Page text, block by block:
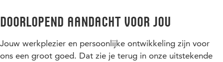
doorlopend aandacht voor jou
Jouw werkplezier en persoonlijke ontwikkeling zijn voor
ons een groot goed. Dat zie je terug in onze uitstekende